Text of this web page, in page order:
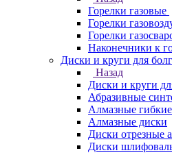
Горелки газовые
Горелки
Горелки
Наконечники к
Диски и круги для
Назад
Диски и круги
Абразивные
Алмазные
Алмазные диски
Диски отрезные
Диски